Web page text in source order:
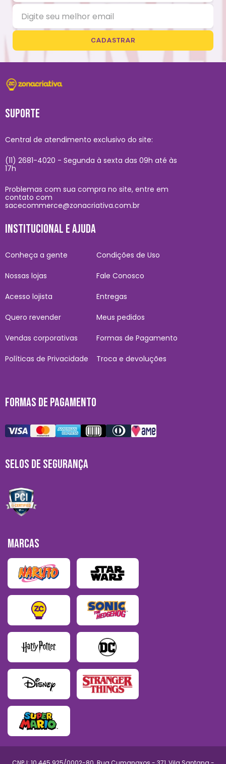
CADASTRAR
SUPORTE
Central de atendimento exclusivo do site:
(11) 2681-4020 - Segunda à sexta das 09h até às
17h
Problemas com sua compra no site, entre em
contato com
sacecommerce@zonacriativa.com.br
INSTITUCIONAL E AJUDA
Conheça a gente
Nossas lojas
Acesso lojista
Quero revender
Vendas corporativas
Políticas de Privacidade
Condições de Uso
Fale Conosco
Entregas
Meus pedidos
Formas de Pagamento
Troca e devoluções
FORMAS DE PAGAMENTO
SELOS DE SEGURANÇA
MARCAS